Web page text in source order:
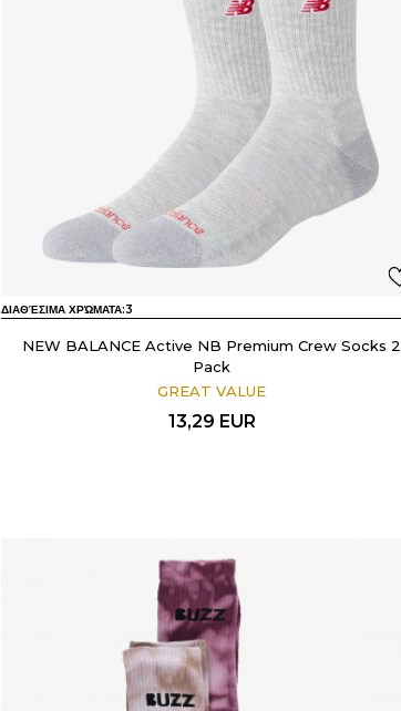
ΔΙΑΘΈΣΙΜΑ ΧΡΏΜΑΤΑ:3
NEW BALANCE Active NB Premium Crew Socks 2
Pack
GREAT VALUE
13,29 EUR